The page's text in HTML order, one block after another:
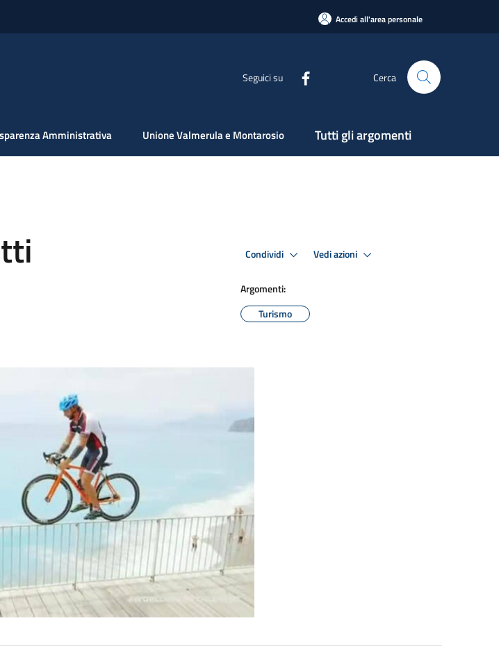
Accedi all'area personale
Seguici su Cerca
Amministrativa Unione Valmerula e Montarosio Tutti gli argomenti
Condividi Vedi azioni
Argomenti:
Turismo